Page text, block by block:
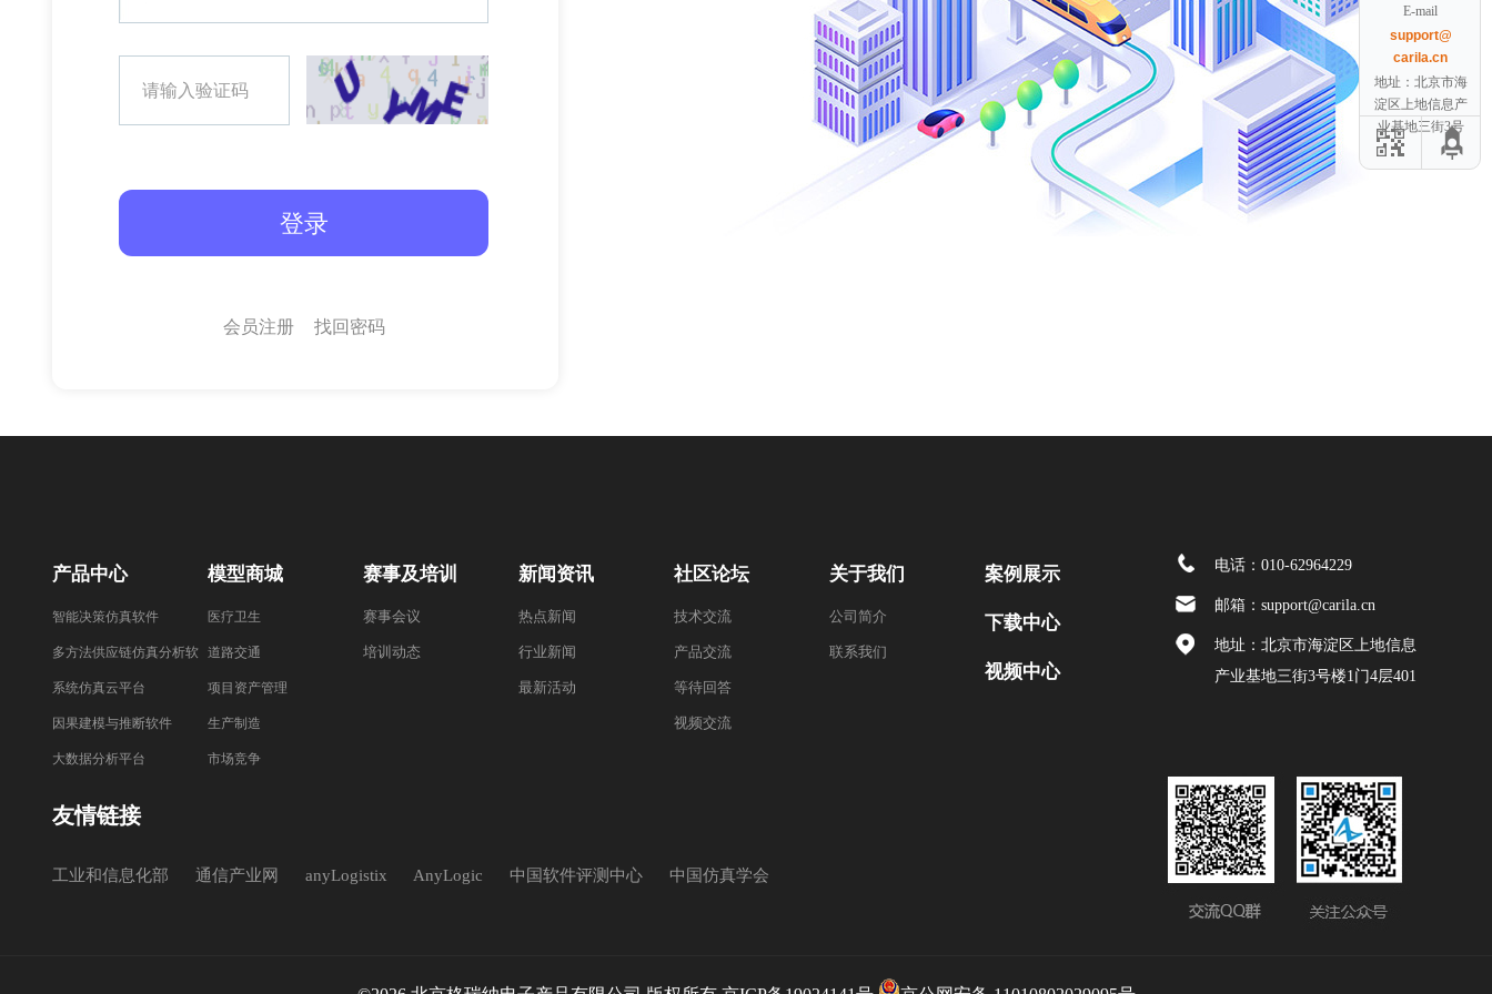
会员注册 找回密码
产品中心
智能决策仿真软件
多方法供应链仿真分析软
件
系统仿真云平台
因果建模与推断软件
大数据分析平台
模型商城
医疗卫生
道路交通
项目资产管理
生产制造
市场竞争
赛事及培训
赛事会议
培训动态
新闻资讯
热点新闻
行业新闻
最新活动
社区论坛
技术交流
产品交流
等待回答
视频交流
关于我们
公司简介
联系我们
案例展示
下载中心
视频中心
友情链接
工业和信息化部 通信产业网 anyLogistix AnyLogic 中国软件评测中心 中国仿真学会
电话：010-62964229
邮箱：support@carila.cn
地址：北京市海淀区上地信息
产业基地三街3号楼1门4层401
E-mail
support@
carila.cn
地址：北京市海
淀区上地信息产
业基地三街3号